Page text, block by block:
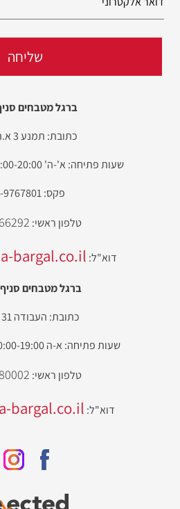
ברגל מטבחים
כתובת: תמנע 3 א.ת חולון
שעות פתיחה: א'-ה' 09:00-20:00 ו' 09:00-14:00
פקס: 03-9767801
טלפון ראשי:
דוא"ל: bargal.co.il
ברגל מטבחים
כתובת: העבודה 31 אשדוד
שעות פתיחה: א-ה 10:00-19:00 ו' 09:00-13:00
טלפון ראשי:
דוא"ל: bargal.co.il